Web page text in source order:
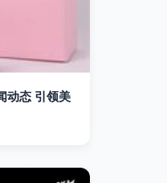
动态 引领美